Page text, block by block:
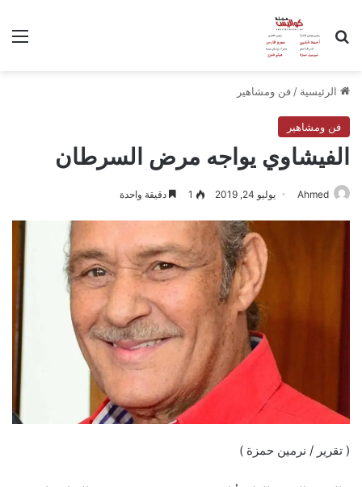
بحث عن
الرئيسية / فن ومشاهير
فن ومشاهير
الفيشاوي يواجه مرض السرطان
Ahmed يوليو 24, 2019 1 دقيقة واحدة
( تقرير / نرمين حمزة )